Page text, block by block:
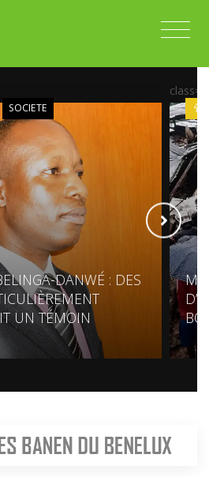
SOCIETE
DANWÉ : DES
UN TÉMOIN
class=